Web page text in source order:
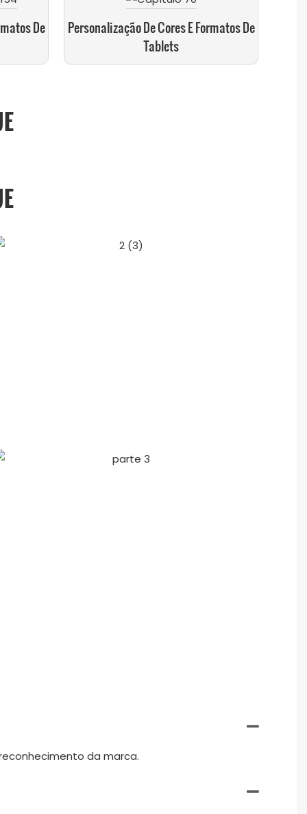
De
Personalização De Cores E Formatos De
Tablets
da marca.